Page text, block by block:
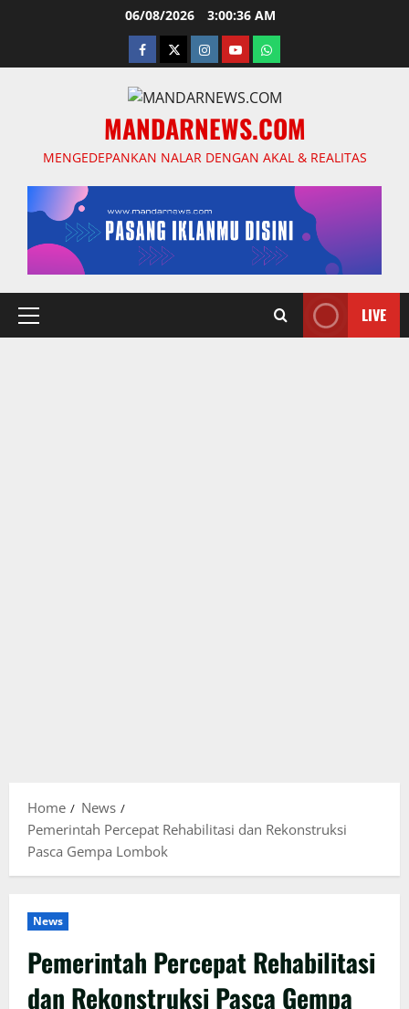
06/08/2026 3:00:37 AM
facebooktwitterinstagram.com
youtubewhatsapp
MANDARNEWS.COM
MENGEDEPANKAN NALAR DENGAN AKAL & REALITAS
Primary
LIVE
Home
News
Pemerintah Percepat Rehabilitasi dan Rekonstruksi
Pasca Gempa Lombok
News
Pemerintah Percepat Rehabilitasi
dan Rekonstruksi Pasca Gempa